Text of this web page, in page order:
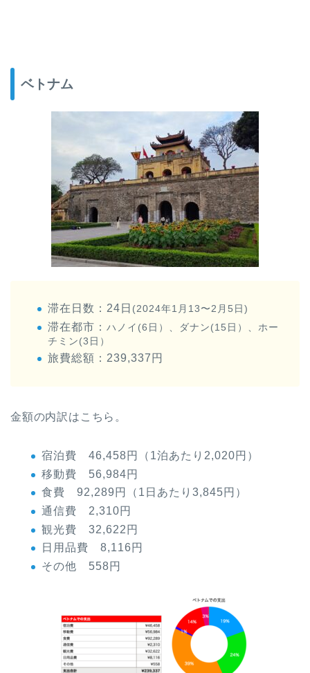
ベトナム
滞在日数：24日 (2024年1月13〜2月5日)
滞在都市： ハノイ(6日）、ダナン(15日）、ホー
チミン(3日）
旅費総額：239,337円
金額の内訳はこちら。
宿泊費 46,458円（1泊あたり2,020円）
移動費 56,984円
食費 92,289円（1日あたり3,845円）
通信費 2,310円
観光費 32,622円
日用品費 8,116円
その他 558円